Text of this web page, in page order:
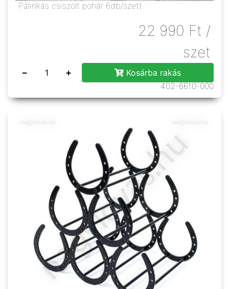
Pálinkás csiszolt pohár 6db/szett
22 990 Ft /
szet
− +
Kosárba rakás
402-6610-000